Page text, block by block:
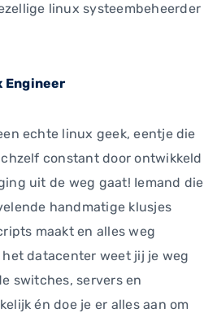
linux systeembeheerder
Engineer
echte linux geek, eentje die
constant door ontwikkeld
uit de weg gaat! Iemand die
handmatige klusjes
maakt en alles weg
datacenter weet jij je weg
switches, servers en
én doe je er alles aan om